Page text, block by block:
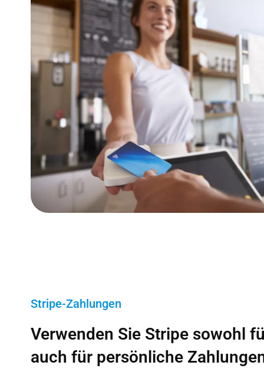
Stripe-Zahlungen
Verwenden Sie Stripe sowohl
auch für persönliche